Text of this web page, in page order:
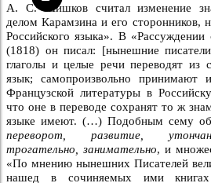
А. С. Шишков считал изменение
делом Карамзина и его сторонников,
Российского языка». В
(1818) он писал: [нынешние
глаголы и целые речи переводят из
язык; самопроизвольно
Французской литературы в
что оне в переводе сохранят то ж
языке имеют. (…) Подобным сему
переворот, развитие,
трогательно, занимательно, и
«По мнению нынешних Писателей
нашед в сочиняемых ими